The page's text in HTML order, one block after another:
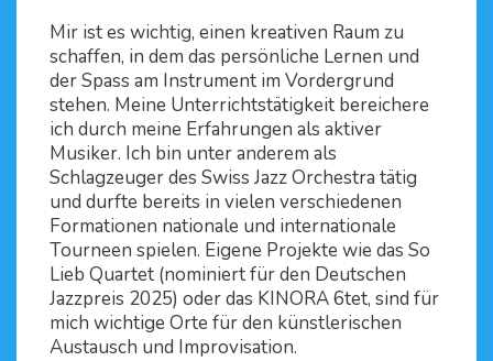
Mir ist es wichtig, einen kreativen Raum zu
schaffen, in dem das persönliche Lernen und
der Spass am Instrument im Vordergrund
stehen. Meine Unterrichtstätigkeit bereichere
ich durch meine Erfahrungen als aktiver
Musiker. Ich bin unter anderem als
Schlagzeuger des Swiss Jazz Orchestra tätig
und durfte bereits in vielen verschiedenen
Formationen nationale und internationale
Tourneen spielen. Eigene Projekte wie das So
Lieb Quartet (nominiert für den Deutschen
Jazzpreis 2025) oder das KINORA 6tet, sind für
mich wichtige Orte für den künstlerischen
Austausch und Improvisation.